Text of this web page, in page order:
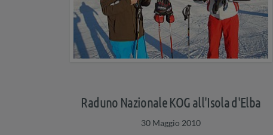
Raduno Nazionale KOG all'Isola d'Elba
30 Maggio 2010